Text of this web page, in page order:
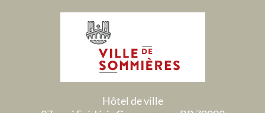
Hôtel de ville